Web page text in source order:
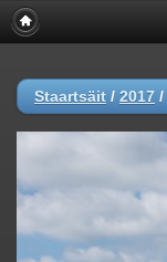
Staartsäit / 2017 /